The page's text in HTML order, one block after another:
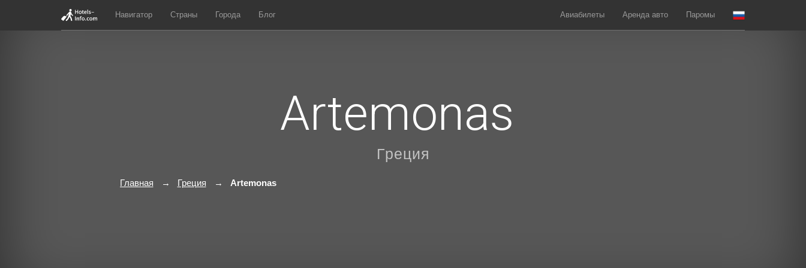
Навигатор Страны Города Блог Авиабилеты Аренда авто Паромы
Artemonas
Греция
Главная Греция Artemonas